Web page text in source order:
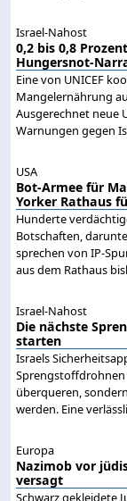
Israel-Nahost
0,2 bis 0,8
Hungersnot-
Eine von UNICEF
Mangelernährung
Ausgerechnet neue
Warnungen gegen
USA
Bot-Armee für
Yorker Rathaus
Hunderte
Botschaften,
sprechen von IP-
aus dem Rathaus
Israel-Nahost
Die nächste
starten
Israels
überqueren,
werden. Eine
Europa
Nazimob vor
versagt
Schwarz gekleidete